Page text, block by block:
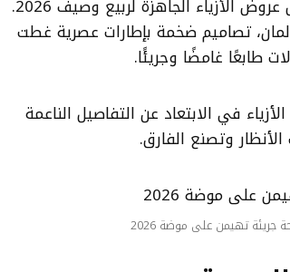
فرضت النظارات الكبيرة حضورها بقوة خلال عروض الأزياء الجاهزة لربيع وصيف 2026.
تصاميم ضخمة بإطارات عصرية غطت
طابعًا غامضًا وجريئًا.
في الابتعاد عن التفاصيل الناعمة
وتصنع الفارق.
تهيمن على موضة 2026